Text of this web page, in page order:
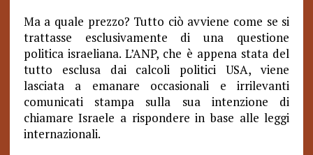
Ma a quale prezzo? Tutto ciò avviene come se si
trattasse esclusivamente di una questione
politica israeliana. L’ANP, che è appena stata del
tutto esclusa dai calcoli politici USA, viene
lasciata a emanare occasionali e irrilevanti
comunicati stampa sulla sua intenzione di
chiamare Israele a rispondere in base alle leggi
internazionali.